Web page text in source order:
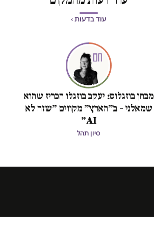
עוד בדעות ›
מבחן בוזגלוס: יעקב בוזגלו הכריז שהוא
שמאלני – ב״הארץ״ מקווים ״שזה לא
AI״
סיון תהל